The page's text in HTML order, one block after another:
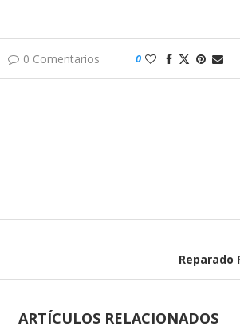
0 Comentarios 0
Reparado
ARTÍCULOS RELACIONADOS